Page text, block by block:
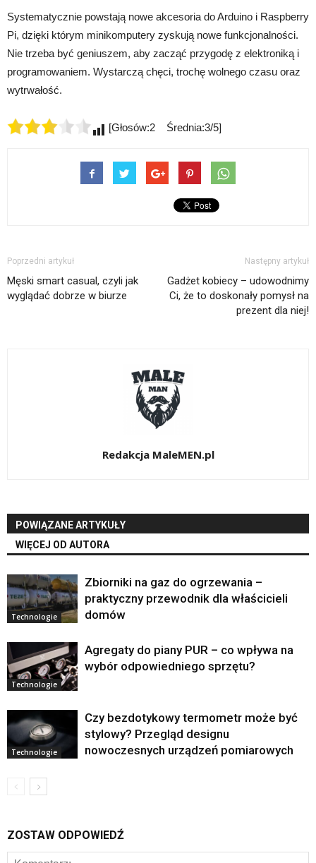
Systematycznie powstają nowe akcesoria do Arduino i Raspberry
Pi, dzięki którym minikomputery zyskują nowe funkcjonalności.
Nie trzeba być geniuszem, aby zacząć przygodę z elektroniką i
programowaniem. Wystarczą chęci, trochę wolnego czasu oraz
wytrwałość.
[Głosów:2 Średnia:3/5]
Poprzedni artykuł
Męski smart casual, czyli jak
wyglądać dobrze w biurze
Następny artykuł
Gadżet kobiecy – udowodnimy
Ci, że to doskonały pomysł na
prezent dla niej!
Redakcja MaleMEN.pl
POWIĄZANE ARTYKUŁY
WIĘCEJ OD AUTORA
Technologie
Zbiorniki na gaz do ogrzewania –
praktyczny przewodnik dla właścicieli
domów
Technologie
Agregaty do piany PUR – co wpływa na
wybór odpowiedniego sprzętu?
Technologie
Czy bezdotykowy termometr może być
stylowy? Przegląd designu
nowoczesnych urządzeń pomiarowych
ZOSTAW ODPOWIEDŹ